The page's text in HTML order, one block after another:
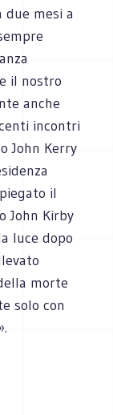
due mesi a
il nostro
anche
incontri
John Kerry
il
John Kirby
luce dopo
morte
solo con